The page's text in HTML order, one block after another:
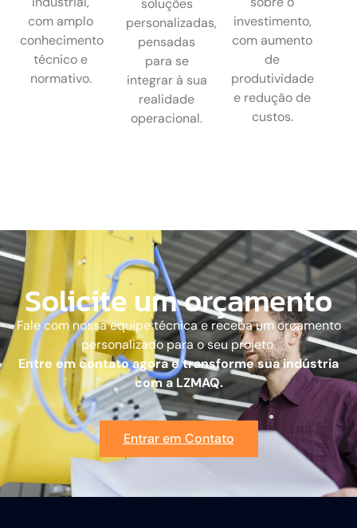
com amplo
conhecimento
técnico e
normativo.
soluções
personalizadas,
pensadas
para se
integrar à sua
realidade
operacional.
investimento,
com aumento
de
produtividade
e redução de
custos.
Solicite um orçamento
Fale com nossa equipe técnica e receba um orçamento
personalizado para o seu projeto.
Entre em contato agora e transforme sua indústria
com a LZMAQ.
Entrar em Contato